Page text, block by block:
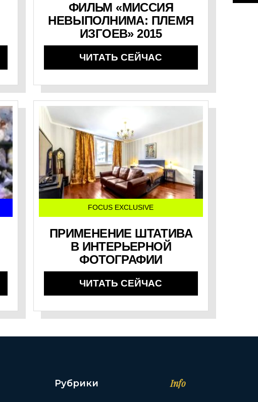
ФИЛЬМ «МИССИЯ
НЕВЫПОЛНИМА: ПЛЕМЯ
ИЗГОЕВ» 2015
ЧИТАТЬ СЕЙЧАС
FOCUS EXCLUSIVE
ПРИМЕНЕНИЕ ШТАТИВА
В ИНТЕРЬЕРНОЙ
ФОТОГРАФИИ
ЧИТАТЬ СЕЙЧАС
Рубрики Info